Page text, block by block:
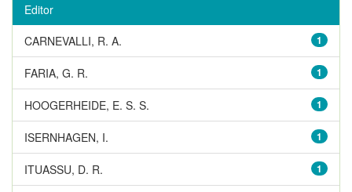
Editor
1
CARNEVALLI, R. A.
1
FARIA, G. R.
1
HOOGERHEIDE, E. S. S.
1
ISERNHAGEN, I.
1
ITUASSU, D. R.